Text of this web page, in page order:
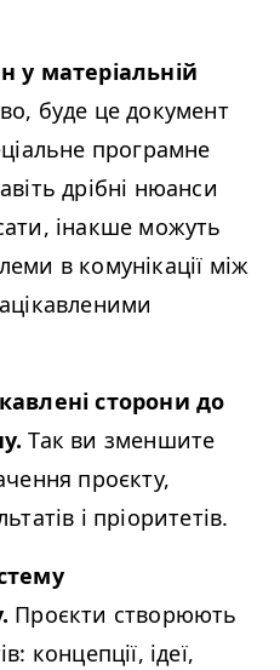
у матеріальній
буде це документ
програмне
дрібні нюанси
інакше можуть
в комунікації між
сторони до
Так ви зменшите
проєкту,
і пріоритетів.
Проєкти створюють
концепції, ідеї,